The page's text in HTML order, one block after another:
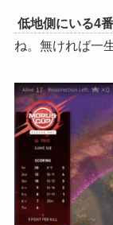
低地側にいる4
ね。無ければ一